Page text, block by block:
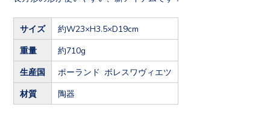
サイズ 約W23×H3.5×D19cm
重量 約710g
生産国 ポーランド ボレスワヴィエツ
材質 陶器